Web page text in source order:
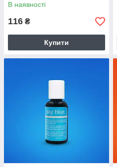
В наявності
116 ₴
Купити